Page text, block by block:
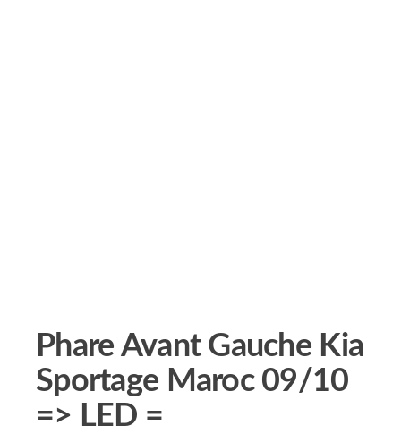
Phare Avant Gauche Kia
Sportage Maroc 09/10
=> LED =